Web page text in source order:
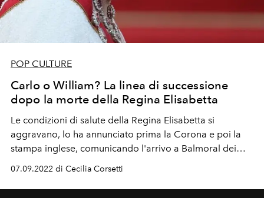
POP CULTURE
Carlo o William? La linea di successione
dopo la morte della Regina Elisabetta
Le condizioni di salute della Regina Elisabetta si
aggravano, lo ha annunciato prima la Corona e poi la
stampa inglese, comunicando l'arrivo a Balmoral dei
coniugi Harry e Meghan. Dopo oltre 73 anni di regno,
successione.
07.09.2022 di Cecilia Corsetti